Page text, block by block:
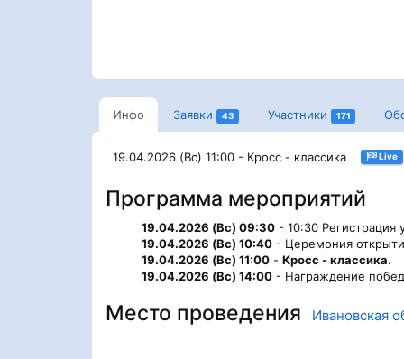
Инфо Заявки 43 Участники 171
19.04.2026 (Вс) 11:00 - Кросс - классика Live
Программа мероприятий
19.04.2026 (Вс) 09:30 - 10:30 Регистрация
19.04.2026 (Вс) 10:40 - Церемония
19.04.2026 (Вс) 11:00 - Кросс - классика.
19.04.2026 (Вс) 14:00 - Награждение
Место проведения Ивановская